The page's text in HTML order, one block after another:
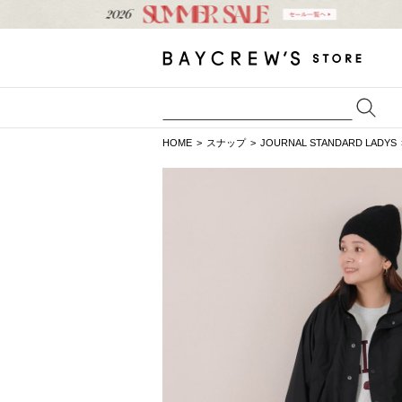
HOME スナップ JOURNAL STANDARD LADYS